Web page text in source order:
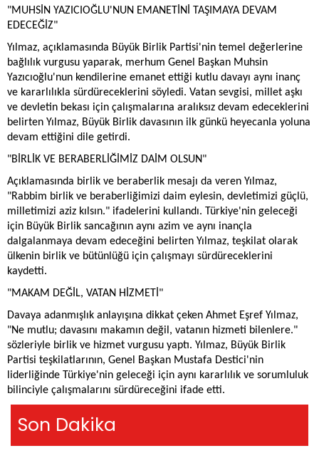
"MUHSİN YAZICIOĞLU'NUN EMANETİNİ TAŞIMAYA DEVAM
EDECEĞİZ"
Yılmaz, açıklamasında Büyük Birlik Partisi'nin temel değerlerine
bağlılık vurgusu yaparak, merhum Genel Başkan Muhsin
Yazıcıoğlu'nun kendilerine emanet ettiği kutlu davayı aynı inanç
ve kararlılıkla sürdüreceklerini söyledi. Vatan sevgisi, millet aşkı
ve devletin bekası için çalışmalarına aralıksız devam edeceklerini
belirten Yılmaz, Büyük Birlik davasının ilk günkü heyecanla yoluna
devam ettiğini dile getirdi.
"BİRLİK VE BERABERLİĞİMİZ DAİM OLSUN"
Açıklamasında birlik ve beraberlik mesajı da veren Yılmaz,
"Rabbim birlik ve beraberliğimizi daim eylesin, devletimizi güçlü,
milletimizi aziz kılsın." ifadelerini kullandı. Türkiye'nin geleceği
için Büyük Birlik sancağının aynı azim ve aynı inançla
dalgalanmaya devam edeceğini belirten Yılmaz, teşkilat olarak
ülkenin birlik ve bütünlüğü için çalışmayı sürdüreceklerini
kaydetti.
"MAKAM DEĞİL, VATAN HİZMETİ"
Davaya adanmışlık anlayışına dikkat çeken Ahmet Eşref Yılmaz,
"Ne mutlu; davasını makamın değil, vatanın hizmeti bilenlere."
sözleriyle birlik ve hizmet vurgusu yaptı. Yılmaz, Büyük Birlik
Partisi teşkilatlarının, Genel Başkan Mustafa Destici'nin
liderliğinde Türkiye'nin geleceği için aynı kararlılık ve sorumluluk
bilinciyle çalışmalarını sürdüreceğini ifade etti.
Son Dakika